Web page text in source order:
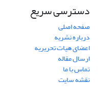
دسترسی سریع
صفحه اصلی
درباره نشریه
اعضای هیات تحریریه
ارسال مقاله
تماس با ما
نقشه سایت